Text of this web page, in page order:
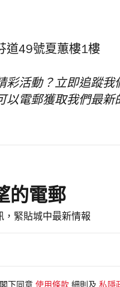
道49號夏蕙樓1樓
彩活動？立即追蹤我
以電郵獲取我們最新
的電郵
，緊貼城中最新情報